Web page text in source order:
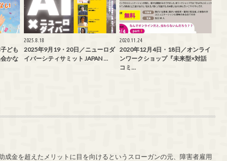
ども
かな
2025.8.18
2025年9月19・20日／ニューロダ
イバーシティサミット JAPAN …
2020.11.24
2020年12月4日・18日／オンライ
ンワークショップ『未来型×対話
コミ…
成金を超えたメリットに目を向けるというスローガンの元、障害者雇用